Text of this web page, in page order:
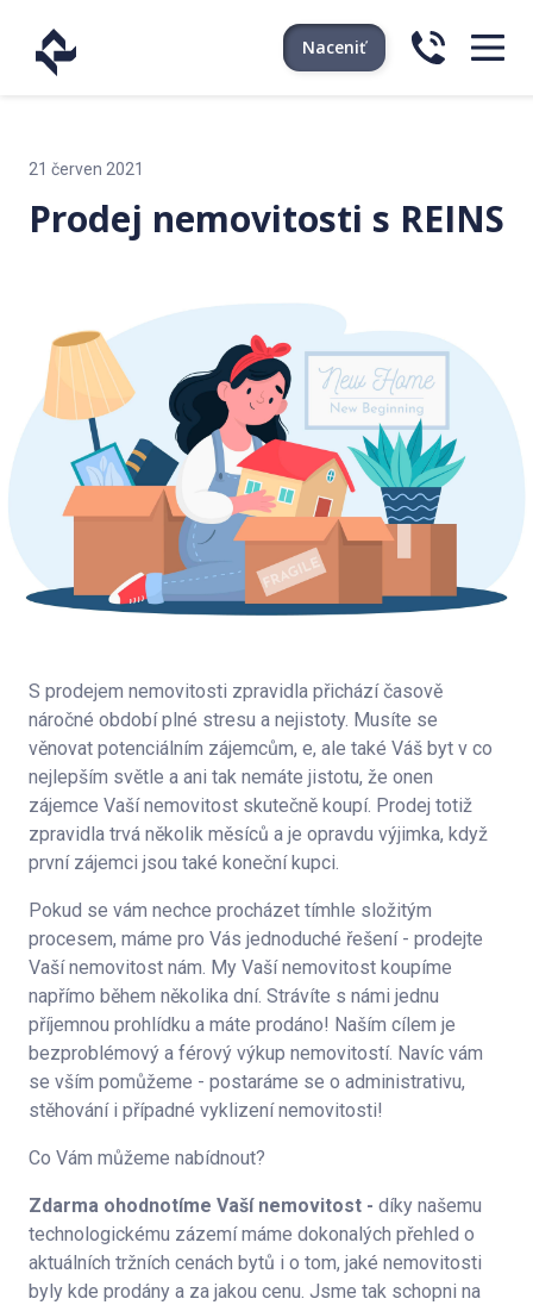
Naceniť
21 červen 2021
Prodej nemovitosti s REINS
S prodejem nemovitosti zpravidla přichází časově
náročné období plné stresu a nejistoty. Musíte se
věnovat potenciálním zájemcům, e, ale také Váš byt v co
nejlepším světle a ani tak nemáte jistotu, že onen
zájemce Vaší nemovitost skutečně koupí. Prodej totiž
zpravidla trvá několik měsíců a je opravdu výjimka, když
první zájemci jsou také koneční kupci.
Pokud se vám nechce procházet tímhle složitým
procesem, máme pro Vás jednoduché řešení - prodejte
Vaší nemovitost nám. My Vaší nemovitost koupíme
napřímo během několika dní. Strávíte s námi jednu
příjemnou prohlídku a máte prodáno! Naším cílem je
bezproblémový a férový výkup nemovitostí. Navíc vám
se vším pomůžeme - postaráme se o administrativu,
stěhování i případné vyklizení nemovitosti!
Co Vám můžeme nabídnout?
Zdarma ohodnotíme Vaší nemovitost - díky našemu
technologickému zázemí máme dokonalých přehled o
aktuálních tržních cenách bytů i o tom, jaké nemovitosti
byly kde prodány a za jakou cenu. Jsme tak schopni na